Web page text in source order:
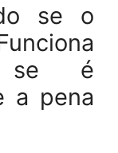
se o
se é
a pena